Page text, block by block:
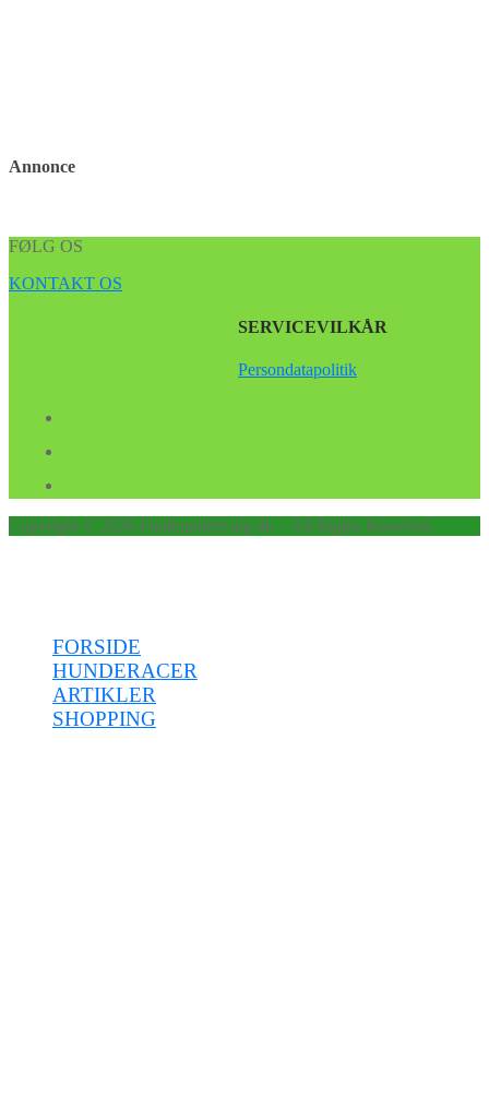
Annonce
FØLG OS
KONTAKT OS
SERVICEVILKÅR
Persondatapolitik
Copyright © 2026 Findhundehvalp.dk – All Rights Reserved.
FORSIDE
HUNDERACER
ARTIKLER
SHOPPING